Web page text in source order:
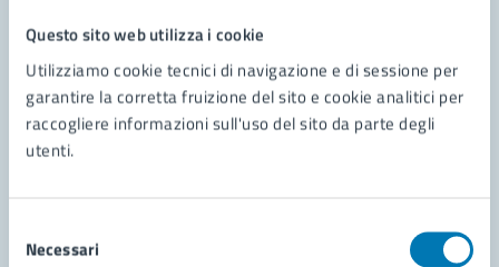
Questo sito web utilizza i cookie
Utilizziamo cookie tecnici di navigazione e di sessione per
garantire la corretta fruizione del sito e cookie analitici per
raccogliere informazioni sull'uso del sito da parte degli
utenti.
delNecessari
Richiedi assistenza
Prenota appuntamento
Problemi in città